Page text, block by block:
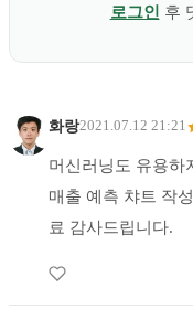
로그인 후
화랑2021.07.12 21:21
머신러닝도 유용하
매출 예측 챠트 작
료 감사드립니다.